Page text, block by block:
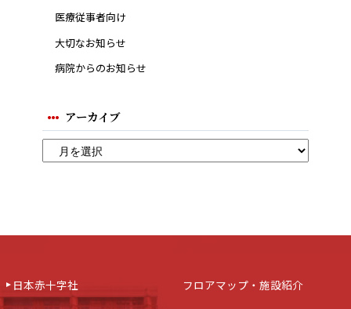
医療従事者向け
大切なお知らせ
病院からのお知らせ
アーカイブ
日本赤十字社 フロアマップ・施設紹介